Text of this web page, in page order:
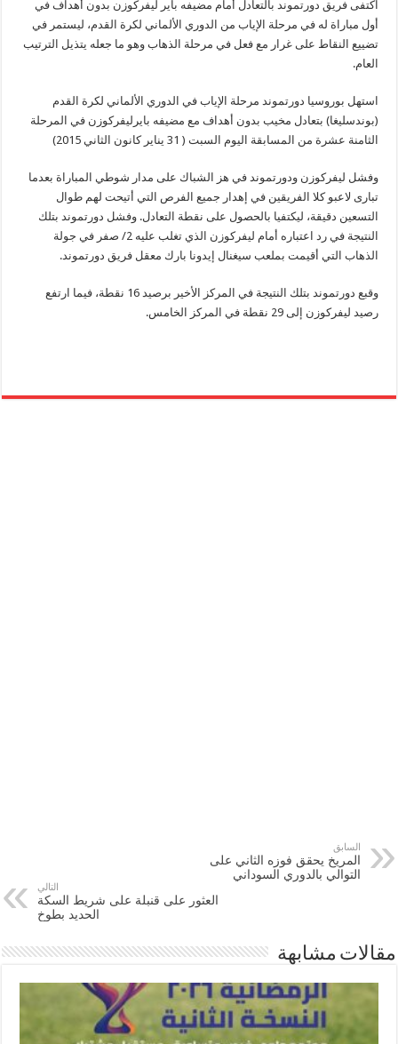
اكتفى فريق دورتموند بالتعادل أمام مضيفه باير ليفركوزن بدون أهداف في
أول مباراة له في مرحلة الإياب من الدوري الألماني لكرة القدم، ليستمر في
تضييع النقاط على غرار مع فعل في مرحلة الذهاب وهو ما جعله يتذيل الترتيب
العام.
استهل بوروسيا دورتموند مرحلة الإياب في الدوري الألماني لكرة القدم
(بوندسليغا) بتعادل مخيب بدون أهداف مع مضيفه بايرليفركوزن في المرحلة
الثامنة عشرة من المسابقة اليوم السبت ( 31 يناير كانون الثاني 2015)
وفشل ليفركوزن ودورتموند في هز الشباك على مدار شوطي المباراة بعدما
تبارى لاعبو كلا الفريقين في إهدار جميع الفرص التي أتيحت لهم طوال
التسعين دقيقة، ليكتفيا بالحصول على نقطة التعادل. وفشل دورتموند بتلك
النتيجة في رد اعتباره أمام ليفركوزن الذي تغلب عليه 2/ صفر في جولة
الذهاب التي أقيمت بملعب سيغنال إيدونا بارك معقل فريق دورتموند.
وقبع دورتموند بتلك النتيجة في المركز الأخير برصيد 16 نقطة، فيما ارتفع
رصيد ليفركوزن إلى 29 نقطة في المركز الخامس.
السابق
المريخ يحقق فوزه الثاني على
التوالي بالدوري السوداني
التالي
العثور على قنبلة على شريط السكة
الحديد بطوخ
مقالات مشابهة